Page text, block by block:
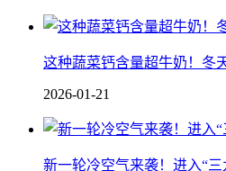
这种蔬菜钙含量超牛奶！冬
2026-01-21
新一轮冷空气来袭！进入“三